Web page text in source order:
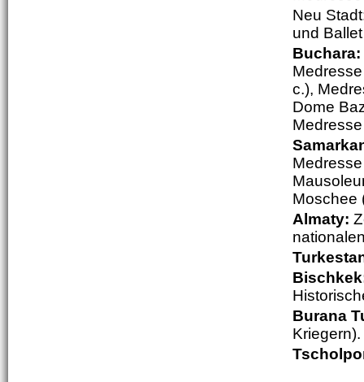
Neu
und
Buchara:
c.),
Dome
Moschee
Almaty:
Burana
Kriegern).